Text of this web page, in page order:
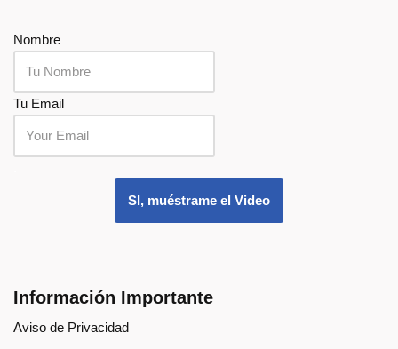
Nombre
Tu Email
SI, muéstrame el Video
Información Importante
Aviso de Privacidad